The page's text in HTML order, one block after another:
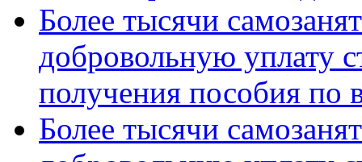
Более тысячи
добровольную уплату
получения пособия по
Более тысячи